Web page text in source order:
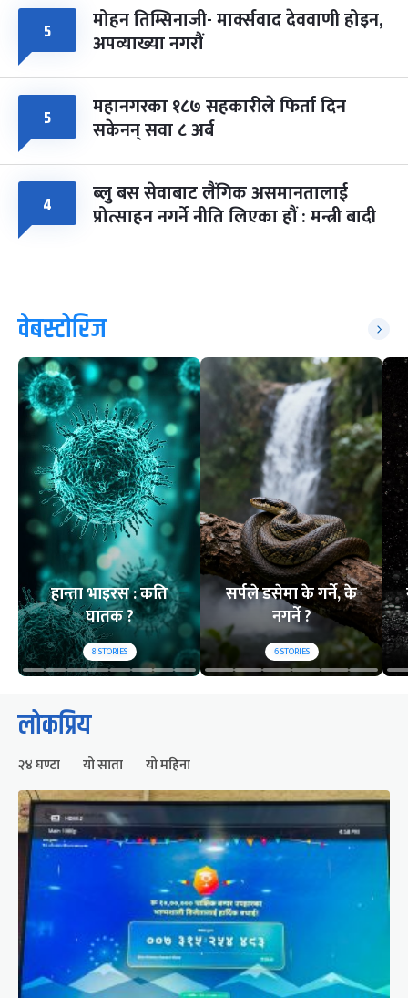
५ मोहन तिम्सिनाजी- मार्क्सवाद देववाणी होइन,
अपव्याख्या नगरौं
५ महानगरका १८७ सहकारीले फिर्ता दिन
सकेनन् सवा ८ अर्ब
४ ब्लु बस सेवाबाट लैंगिक असमानतालाई
प्रोत्साहन नगर्ने नीति लिएका हौं : मन्त्री बादी
वेबस्टोरिज
हान्ता भाइरस : कति
घातक ?
8STORIES
सर्पले डसेमा के गर्ने, के
नगर्ने ?
6STORIES
लोकप्रिय
२४ घण्टा यो साता यो महिना